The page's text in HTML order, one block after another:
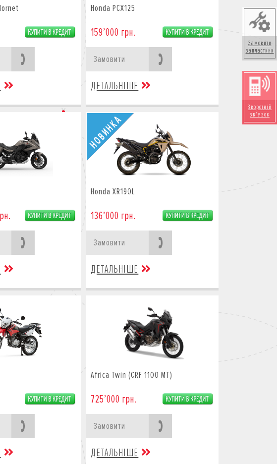
Замовити
запчастини
Зворотній
зв'язок
Honda PCX125
159’000 грн.
Замовити
ДЕТАЛЬНІШЕ
Honda XR190L
136’000 грн.
Замовити
ДЕТАЛЬНІШЕ
Africa Twin (CRF 1100 MT)
725’000 грн.
Замовити
ДЕТАЛЬНІШЕ